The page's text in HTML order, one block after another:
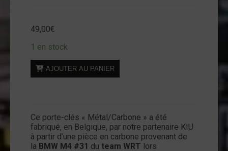
49,00€
1 en stock
quantité
de
métal-
carbone
-
Look
AJOUTER AU PANIER
Ce porte-clés « Métal/Carbone » a été
fabriqué, en Belgique, par notre partenaire KIU
à partir d’une pièce en carbone provenant de
la BMW M4 #31 du team WRT lors